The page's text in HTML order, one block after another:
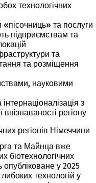
технологічних
та послуги
підприємствам та
та
та розміщення
науковими
з
регіону
регіонів Німеччини
та Майнца вже
біотехнологічних
опубліковане у 2025
технологій у